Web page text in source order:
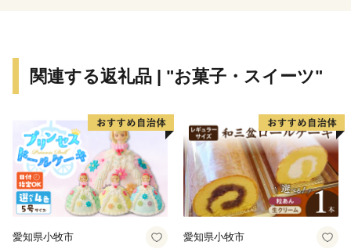
本巣市は「心ふれあうまち」として、形だけでなくその
関連する返礼品 | "お菓子・スイーツ"
愛知県小牧市 愛知県小牧市